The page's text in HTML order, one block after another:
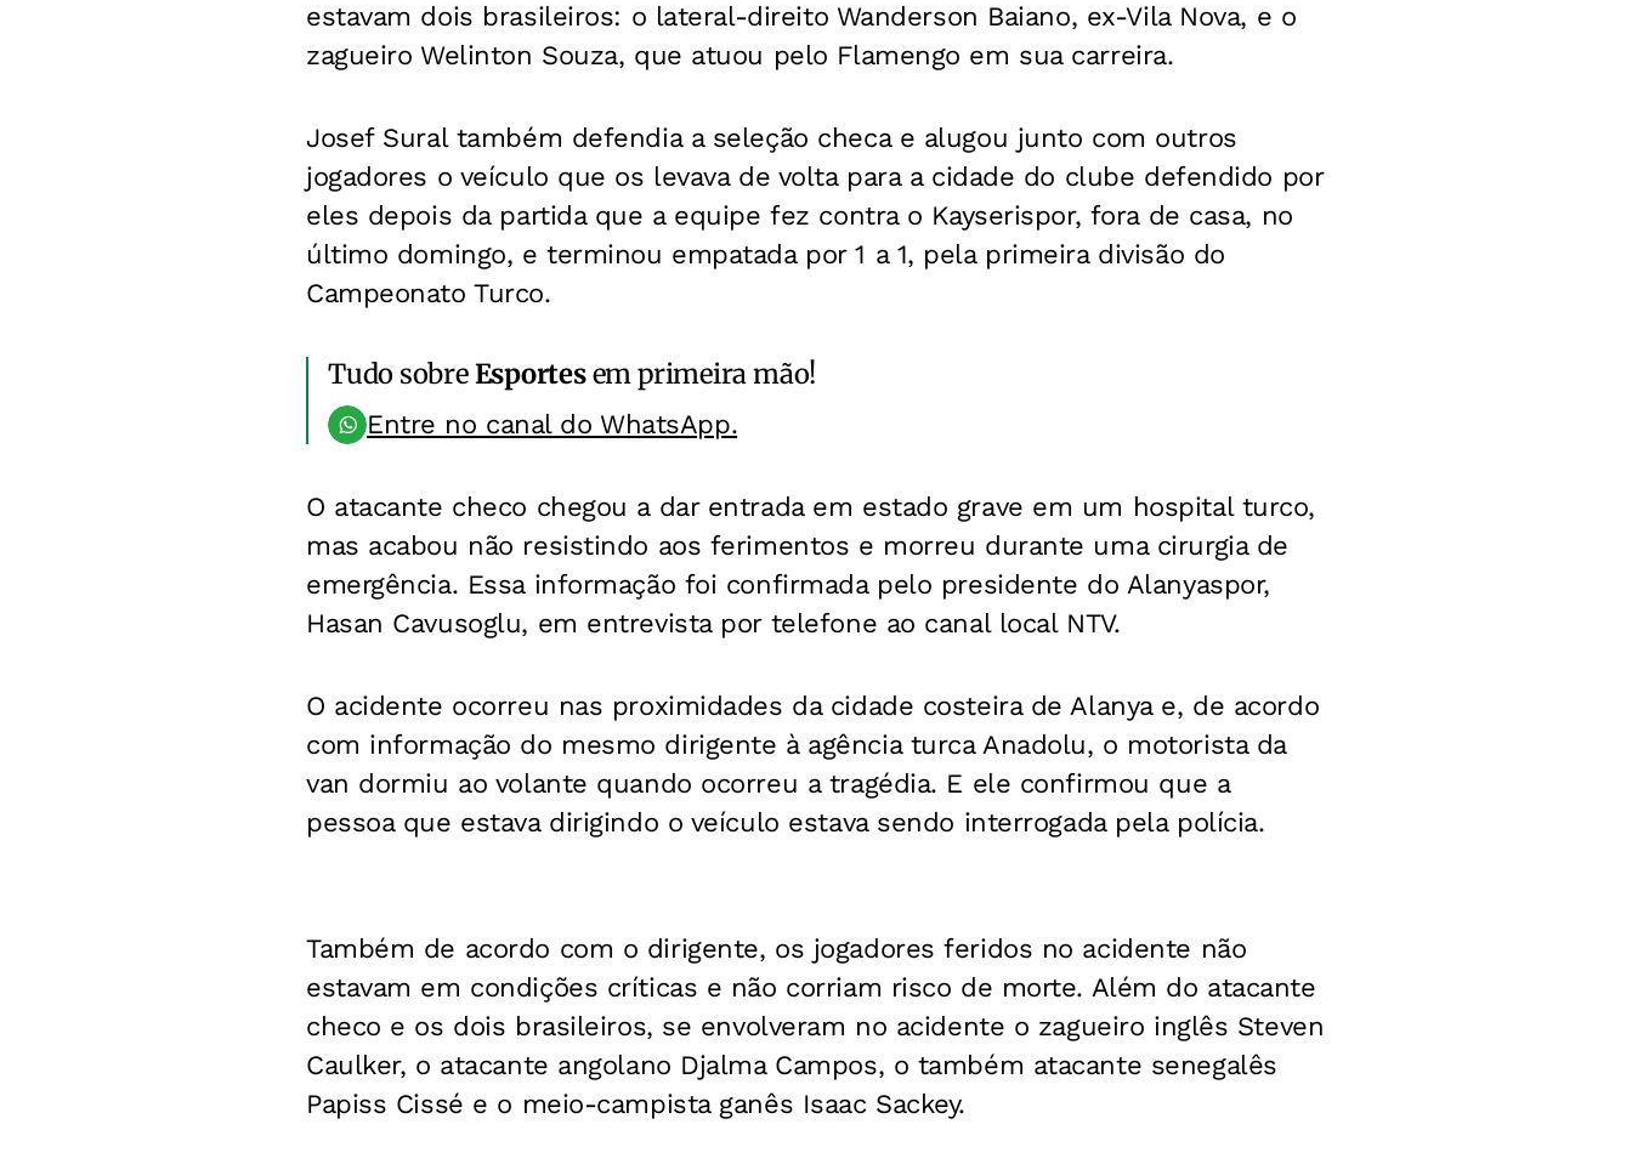
estavam dois brasileiros: o lateral-direito Wanderson Baiano, ex-Vila Nova, e o
zagueiro Welinton Souza, que atuou pelo Flamengo em sua carreira.
Josef Sural também defendia a seleção checa e alugou junto com outros
jogadores o veículo que os levava de volta para a cidade do clube defendido por
eles depois da partida que a equipe fez contra o Kayserispor, fora de casa, no
último domingo, e terminou empatada por 1 a 1, pela primeira divisão do
Campeonato Turco.
Tudo sobreEsportesem primeira mão!
Entre no canal do WhatsApp.
O atacante checo chegou a dar entrada em estado grave em um hospital turco,
mas acabou não resistindo aos ferimentos e morreu durante uma cirurgia de
emergência. Essa informação foi confirmada pelo presidente do Alanyaspor,
Hasan Cavusoglu, em entrevista por telefone ao canal local NTV.
O acidente ocorreu nas proximidades da cidade costeira de Alanya e, de acordo
com informação do mesmo dirigente à agência turca Anadolu, o motorista da
van dormiu ao volante quando ocorreu a tragédia. E ele confirmou que a
pessoa que estava dirigindo o veículo estava sendo interrogada pela polícia.
Também de acordo com o dirigente, os jogadores feridos no acidente não
estavam em condições críticas e não corriam risco de morte. Além do atacante
checo e os dois brasileiros, se envolveram no acidente o zagueiro inglês Steven
Caulker, o atacante angolano Djalma Campos, o também atacante senegalês
Papiss Cissé e o meio-campista ganês Isaac Sackey.